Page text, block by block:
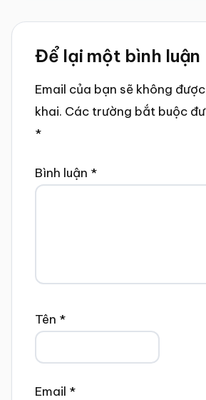
Để lại một bình luận
Email của bạn sẽ không
khai. Các trường bắt buộc
*
Bình luận *
Tên *
Email *